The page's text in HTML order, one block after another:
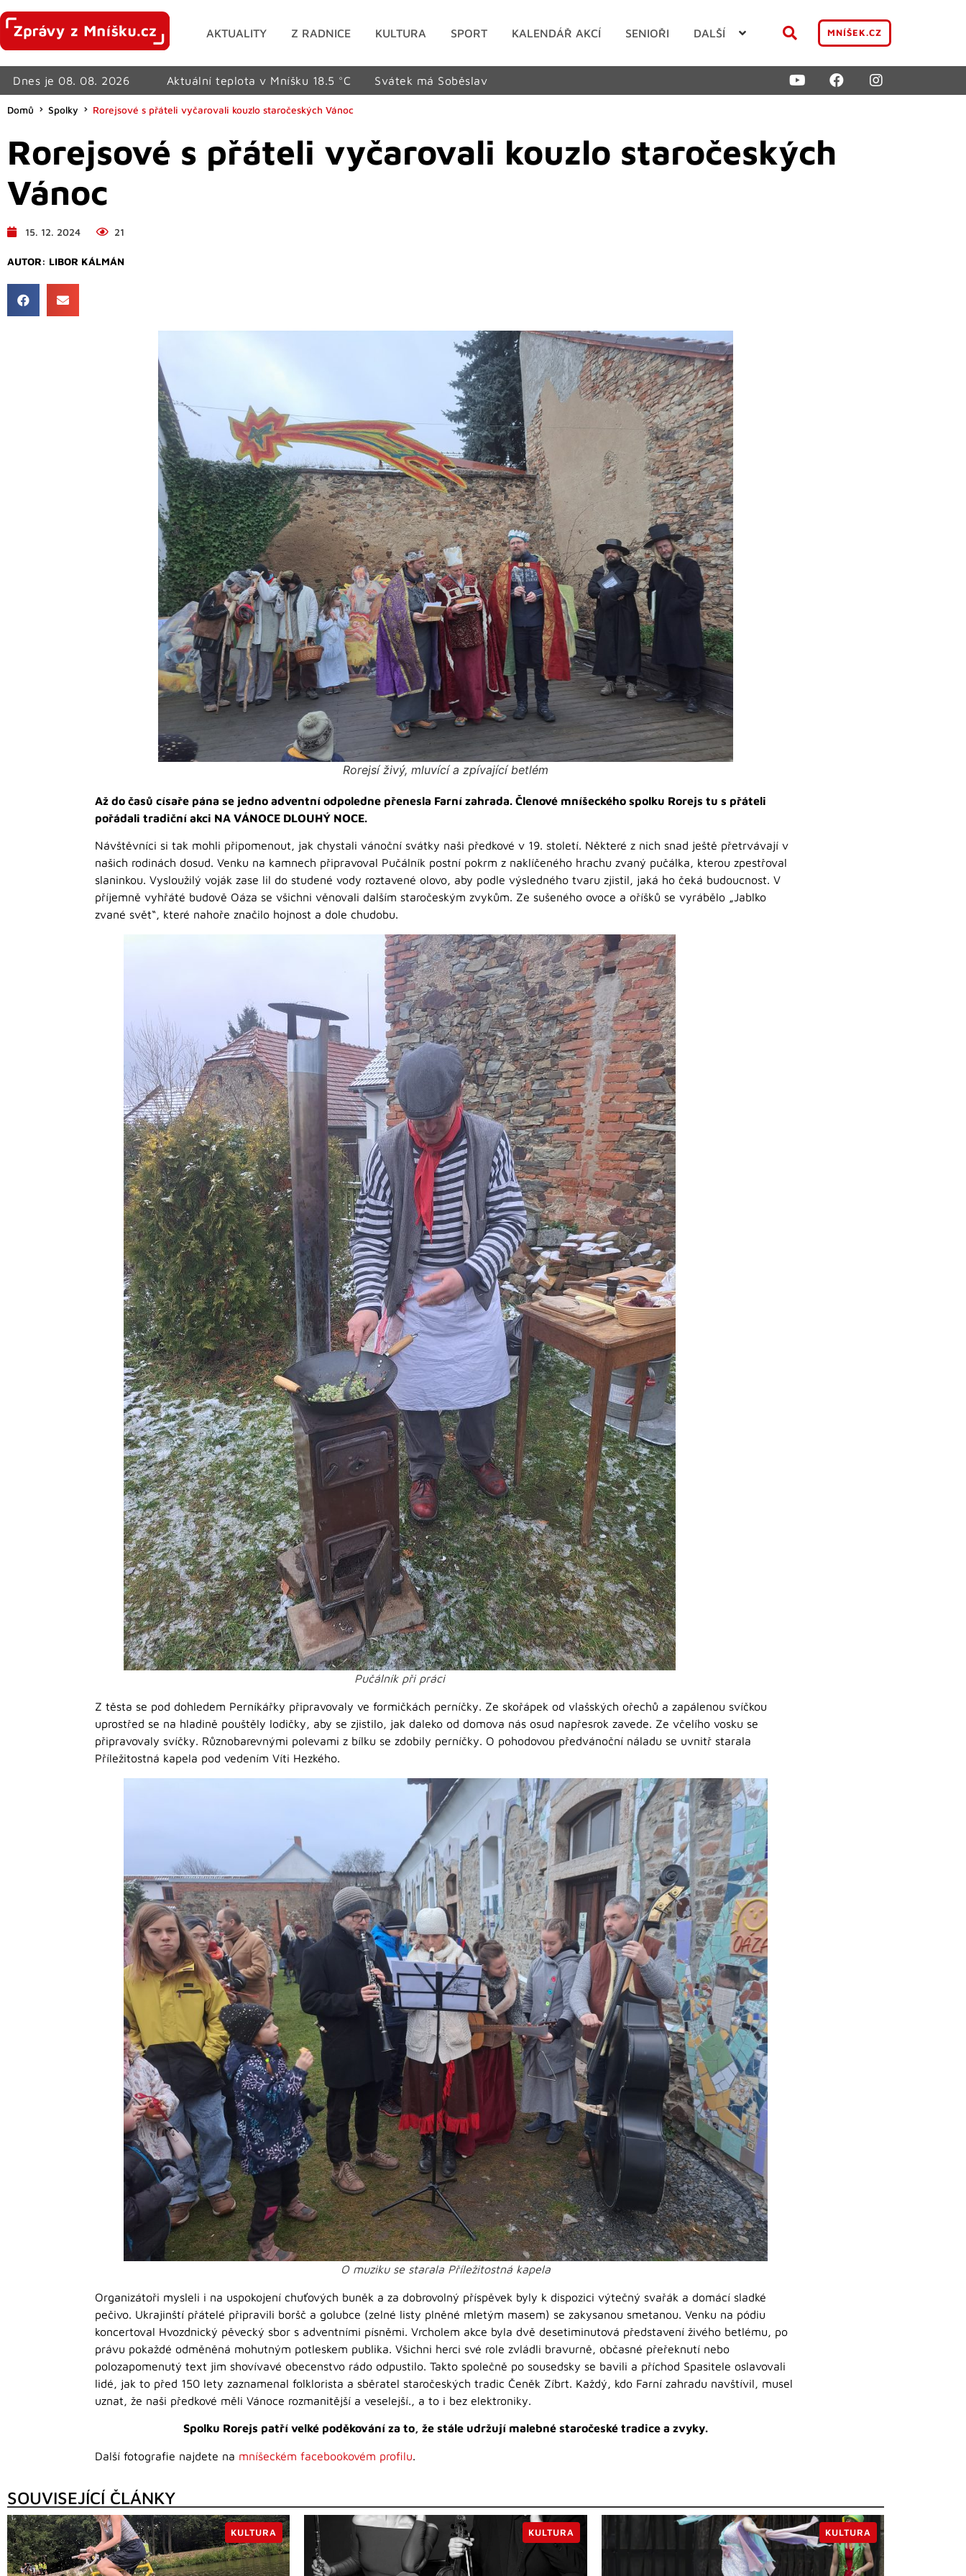
AKTUALITY Z RADNICE KULTURA SPORT KALENDÁŘ AKCÍ SENIOŘI DALŠÍ MNÍŠEK.CZ
Dnes je 08. 08. 2026 Aktuální teplota v Mníšku 18.5 °C Svátek má Soběslav
Domů Spolky Rorejsové s přáteli vyčarovali kouzlo staročeských Vánoc
Rorejsové s přáteli vyčarovali kouzlo staročeských
Vánoc
15. 12. 2024 21
AUTOR: LIBOR KÁLMÁN
Rorejsí živý, mluvící a zpívající betlém
Až do časů císaře pána se jedno adventní odpoledne přenesla Farní zahrada. Členové mníšeckého spolku Rorejs tu s přáteli
pořádali tradiční akci NA VÁNOCE DLOUHÝ NOCE.
Návštěvníci si tak mohli připomenout, jak chystali vánoční svátky naši předkové v 19. století. Některé z nich snad ještě přetrvávají v
našich rodinách dosud. Venku na kamnech připravoval Pučálník postní pokrm z naklíčeného hrachu zvaný pučálka, kterou zpestřoval
slaninkou. Vysloužilý voják zase lil do studené vody roztavené olovo, aby podle výsledného tvaru zjistil, jaká ho čeká budoucnost. V
příjemně vyhřáté budově Oáza se všichni věnovali dalším staročeským zvykům. Ze sušeného ovoce a oříšků se vyrábělo „Jablko
zvané svět“, které nahoře značilo hojnost a dole chudobu.
Pučálník při práci
Z těsta se pod dohledem Perníkářky připravovaly ve formičkách perníčky. Ze skořápek od vlašských ořechů a zapálenou svíčkou
uprostřed se na hladině pouštěly lodičky, aby se zjistilo, jak daleko od domova nás osud napřesrok zavede. Ze včelího vosku se
připravovaly svíčky. Různobarevnými polevami z bílku se zdobily perníčky. O pohodovou předvánoční náladu se uvnitř starala
Příležitostná kapela pod vedením Víti Hezkého.
O muziku se starala Příležitostná kapela
Organizátoři mysleli i na uspokojení chuťových buněk a za dobrovolný příspěvek byly k dispozici výtečný svařák a domácí sladké
pečivo. Ukrajinští přátelé připravili boršč a golubce (zelné listy plněné mletým masem) se zakysanou smetanou. Venku na pódiu
koncertoval Hvozdnický pěvecký sbor s adventními písněmi. Vrcholem akce byla dvě desetiminutová představení živého betlému, po
právu pokaždé odměněná mohutným potleskem publika. Všichni herci své role zvládli bravurně, občasné přeřeknutí nebo
polozapomenutý text jim shovívavé obecenstvo rádo odpustilo. Takto společně po sousedsky se bavili a příchod Spasitele oslavovali
lidé, jak to před 150 lety zaznamenal folklorista a sběratel staročeských tradic Čeněk Zíbrt. Každý, kdo Farní zahradu navštívil, musel
uznat, že naši předkové měli Vánoce rozmanitější a veselejší., a to i bez elektroniky.
Spolku Rorejs patří velké poděkování za to, že stále udržují malebné staročeské tradice a zvyky.
Další fotografie najdete na mníšeckém facebookovém profilu.
SOUVISEJÍCÍ ČLÁNKY
KULTURA KULTURA KULTURA